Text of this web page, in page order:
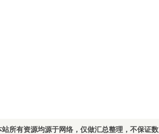
站所有资源均源于网络，仅做汇总整理，不保证数